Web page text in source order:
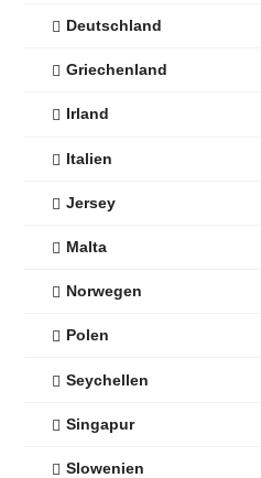
Deutschland
Griechenland
Irland
Italien
Jersey
Malta
Norwegen
Polen
Seychellen
Singapur
Slowenien